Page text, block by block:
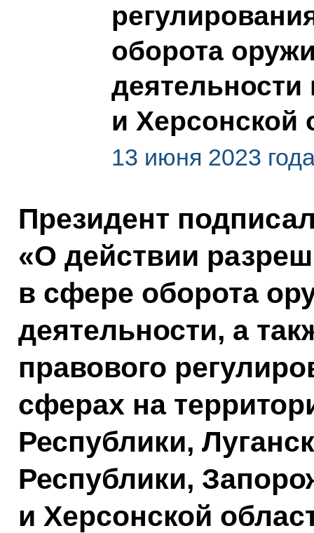
оборота
и Херсонской
13 июня 2023
Президент
«О действии
в сфере оборота
деятельности, а
правового
сферах на
Республики,
Республики,
и Херсонской